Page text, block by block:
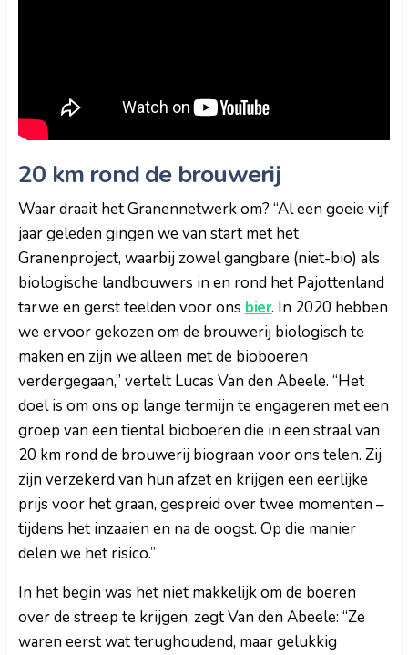
20 km rond de brouwerij
Waar draait het Granennetwerk om? “Al een goeie vijf
jaar geleden gingen we van start met het
Granenproject, waarbij zowel gangbare (niet-bio) als
biologische landbouwers in en rond het Pajottenland
tarwe en gerst teelden voor ons bier. In 2020 hebben
we ervoor gekozen om de brouwerij biologisch te
maken en zijn we alleen met de bioboeren
verdergegaan,” vertelt Lucas Van den Abeele. “Het
doel is om ons op lange termijn te engageren met een
groep van een tiental bioboeren die in een straal van
20 km rond de brouwerij biograan voor ons telen. Zij
zijn verzekerd van hun afzet en krijgen een eerlijke
prijs voor het graan, gespreid over twee momenten –
tijdens het inzaaien en na de oogst. Op die manier
delen we het risico.”
In het begin was het niet makkelijk om de boeren
over de streep te krijgen, zegt Van den Abeele: “Ze
waren eerst wat terughoudend, maar gelukkig